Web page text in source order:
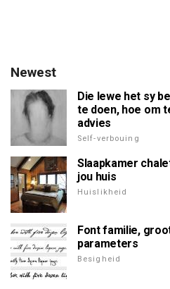
Newest
Die lewe het sy
te doen, hoe om
advies
Self-verbouing
Slaapkamer
jou huis
Huislikheid
Font familie,
parameters
Besigheid